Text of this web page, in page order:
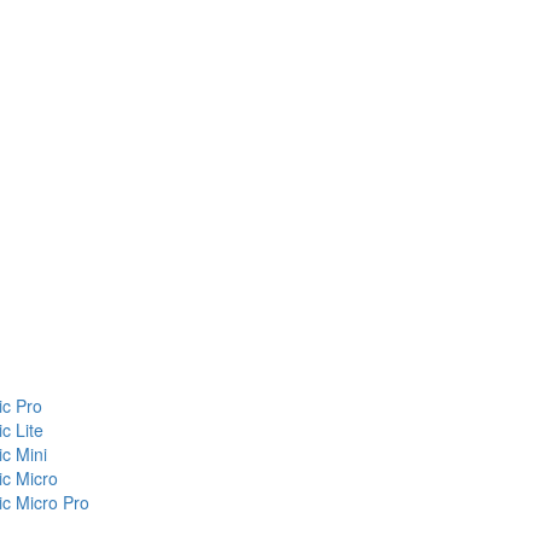
Pro
Lite
Mini
Micro
Micro Pro